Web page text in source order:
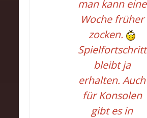
man kann eine
Woche früher
zocken.
Spielfortschritt
bleibt ja
erhalten. Auch
für Konsolen
gibt es in